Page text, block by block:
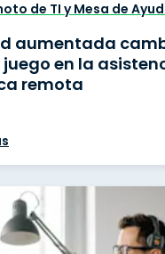
de TI y Mesa de
aumentada
en la
remota